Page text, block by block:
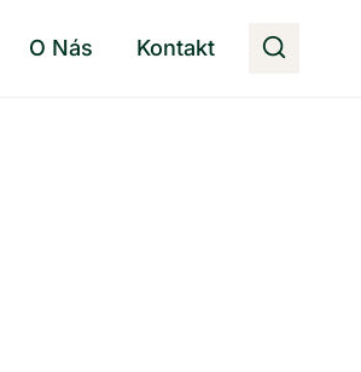
O Nás Kontakt